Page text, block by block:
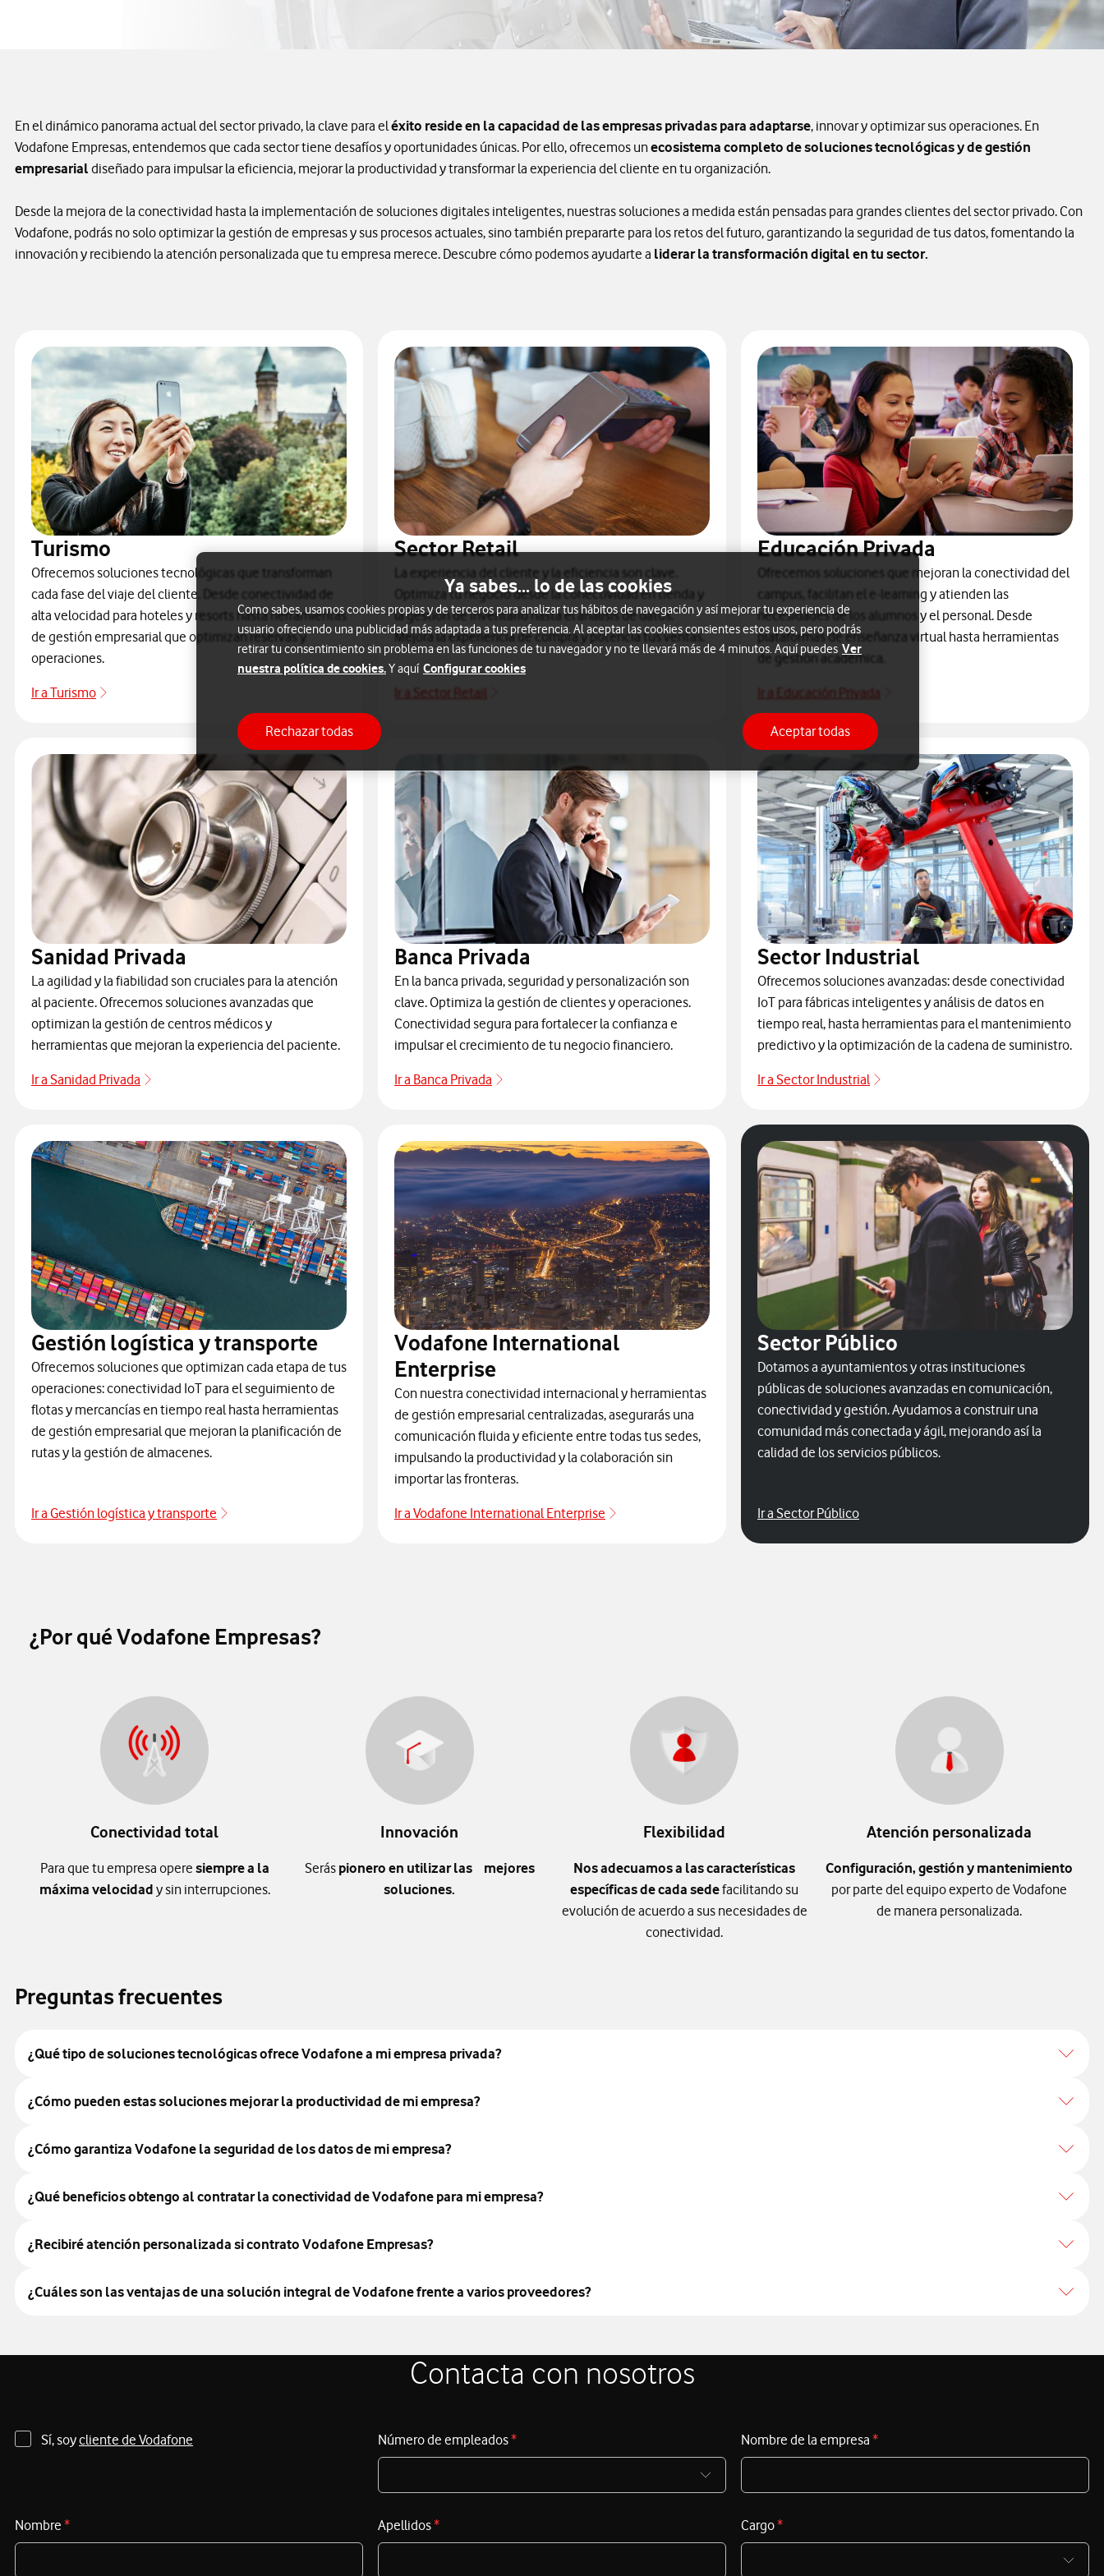
En el dinámico panorama actual del sector privado, la clave para eléxito reside en la capacidad de las empresas privadas para adaptarse, innovar y optimizar sus operaciones. En
Vodafone Empresas, entendemos que cada sector tiene desafíos y oportunidades únicas. Por ello, ofrecemos unecosistema completo de soluciones tecnológicas y de gestión
empresarial diseñado para impulsar la eficiencia, mejorar la productividad y transformar la experiencia del cliente en tu organización.
Desde la mejora de la conectividad hasta la implementación de soluciones digitales inteligentes, nuestras soluciones a medida están pensadas para grandes clientes del sector privado. Con
Vodafone, podrás no solo optimizar la gestión de empresas y sus procesos actuales, sino también prepararte para los retos del futuro, garantizando la seguridad de tus datos, fomentando la
innovación y recibiendo la atención personalizada que tu empresa merece. Descubre cómo podemos ayudarte a liderar la transformación digital en tu sector.
Turismo
Ofrecemos soluciones tecnológicas que transforman
cada fase del viaje del cliente. Desde conectividad de
alta velocidad para hoteles y resorts hasta herramientas
de gestión empresarial que optimizan reservas y
operaciones.
Ir a Turismo
Sector Retail
La experiencia del cliente y la eficiencia son clave.
Optimiza tu negocio desde la conectividad en tienda y
la gestión de inventario hasta el análisis de datos.
Mejora la experiencia de compra y potencia tus ventas.
Ir a Sector Retail
Educación Privada
Ofrecemos soluciones que mejoran la conectividad del
campus, facilitan el e-learning y atienden las
necesidades de los alumnos y el personal. Desde
plataformas de enseñanza virtual hasta herramientas
de gestión académica.
Ir a Educación Privada
Sanidad Privada
La agilidad y la fiabilidad son cruciales para la atención
al paciente. Ofrecemos soluciones avanzadas que
optimizan la gestión de centros médicos y
herramientas que mejoran la experiencia del paciente.
Ir a Sanidad Privada
Banca Privada
En la banca privada, seguridad y personalización son
clave. Optimiza la gestión de clientes y operaciones.
Conectividad segura para fortalecer la confianza e
impulsar el crecimiento de tu negocio financiero.
Ir a Banca Privada
Sector Industrial
Ofrecemos soluciones avanzadas: desde conectividad
IoT para fábricas inteligentes y análisis de datos en
tiempo real, hasta herramientas para el mantenimiento
predictivo y la optimización de la cadena de suministro.
Ir a Sector Industrial
Gestión logística y transporte
Ofrecemos soluciones que optimizan cada etapa de tus
operaciones: conectividad IoT para el seguimiento de
flotas y mercancías en tiempo real hasta herramientas
de gestión empresarial que mejoran la planificación de
rutas y la gestión de almacenes.
Ir a Gestión logística y transporte
Vodafone International
Enterprise
Con nuestra conectividad internacional y herramientas
de gestión empresarial centralizadas, asegurarás una
comunicación fluida y eficiente entre todas tus sedes,
impulsando la productividad y la colaboración sin
importar las fronteras.
Ir a Vodafone International Enterprise
Vodafone International Enterprise
Sector Público
Dotamos a ayuntamientos y otras instituciones
públicas de soluciones avanzadas en comunicación,
conectividad y gestión. Ayudamos a construir una
comunidad más conectada y ágil, mejorando así la
calidad de los servicios públicos.
Ir a Sector PúblicoSector Público
¿Por qué Vodafone Empresas?
Conectividad total
Para que tu empresa opere siempre a la
máxima velocidad y sin interrupciones.
Innovación
Serás pionero en utilizar las mejores
soluciones.
Flexibilidad
Nos adecuamos a las características
específicas de cada sedefacilitando su
evolución de acuerdo a sus necesidades de
conectividad.
Atención personalizada
Configuración, gestión y mantenimiento
por parte del equipo experto de Vodafone
de manera personalizada.
Preguntas frecuentes
¿Qué tipo de soluciones tecnológicas ofrece Vodafone a mi empresa privada?
¿Cómo pueden estas soluciones mejorar la productividad de mi empresa?
¿Cómo garantiza Vodafone la seguridad de los datos de mi empresa?
¿Qué beneficios obtengo al contratar la conectividad de Vodafone para mi empresa?
¿Recibiré atención personalizada si contrato Vodafone Empresas?
¿Cuáles son las ventajas de una solución integral de Vodafone frente a varios proveedores?
Contacta con nosotros
Sí, soycliente de Vodafone Número de empleados* Nombre de la empresa *
Nombre * Apellidos* Cargo*
Ya sabes... lo de las cookies
Como sabes, usamos cookies propias y de terceros para analizar tus hábitos de navegación y así mejorar tu experiencia de
usuario ofreciendo una publicidad más adaptada a tus preferencia. Al aceptar las cookies consientes estos usos, pero podrás
retirar tu consentimiento sin problema en las funciones de tu navegador y no te llevará más de 4 minutos. Aquí puedes Ver
nuestra política de cookies.Y aquí Configurar cookies
Rechazar todas Aceptar todas